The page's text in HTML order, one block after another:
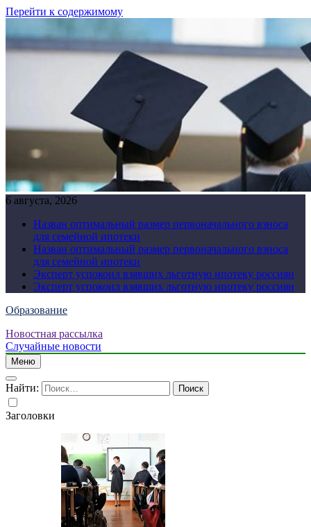
Перейти к содержимому
6 августа, 2026
Назван оптимальный размер первоначального взноса
для семейной ипотеки
Назван оптимальный размер первоначального взноса
для семейной ипотеки
Эксперт успокоил взявших льготную ипотеку россиян
Эксперт успокоил взявших льготную ипотеку россиян
Образование
Новостная рассылка
Случайные новости
Меню
Найти:
Заголовки